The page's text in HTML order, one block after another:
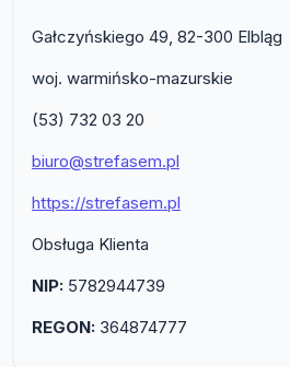
Gałczyńskiego 49, 82-300 Elbląg
woj. warmińsko-mazurskie
(53) 732 03 20
biuro@strefasem.pl
https://strefasem.pl
Obsługa Klienta
NIP: 5782944739
REGON: 364874777